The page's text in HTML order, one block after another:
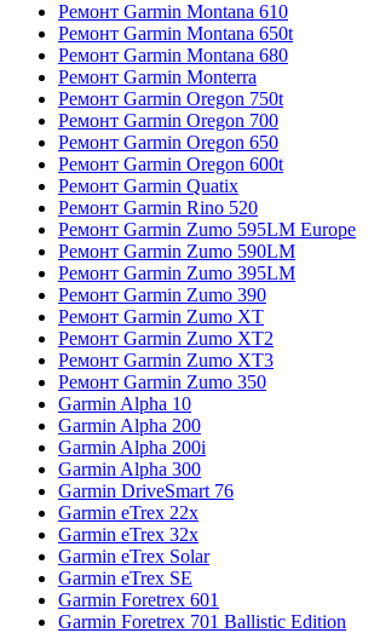
Ремонт Garmin Montana 610
Ремонт Garmin Montana 650t
Ремонт Garmin Montana 680
Ремонт Garmin Monterra
Ремонт Garmin Oregon 750t
Ремонт Garmin Oregon 700
Ремонт Garmin Oregon 650
Ремонт Garmin Oregon 600t
Ремонт Garmin Quatix
Ремонт Garmin Rino 520
Ремонт Garmin Zumo 595LM Europe
Ремонт Garmin Zumo 590LM
Ремонт Garmin Zumo 395LM
Ремонт Garmin Zumo 390
Ремонт Garmin Zumo XT
Ремонт Garmin Zumo XT2
Ремонт Garmin Zumo XT3
Ремонт Garmin Zumo 350
Garmin Alpha 10
Garmin Alpha 200
Garmin Alpha 200i
Garmin Alpha 300
Garmin DriveSmart 76
Garmin eTrex 22x
Garmin eTrex 32x
Garmin eTrex Solar
Garmin eTrex SE
Garmin Foretrex 601
Garmin Foretrex 701 Ballistic Edition